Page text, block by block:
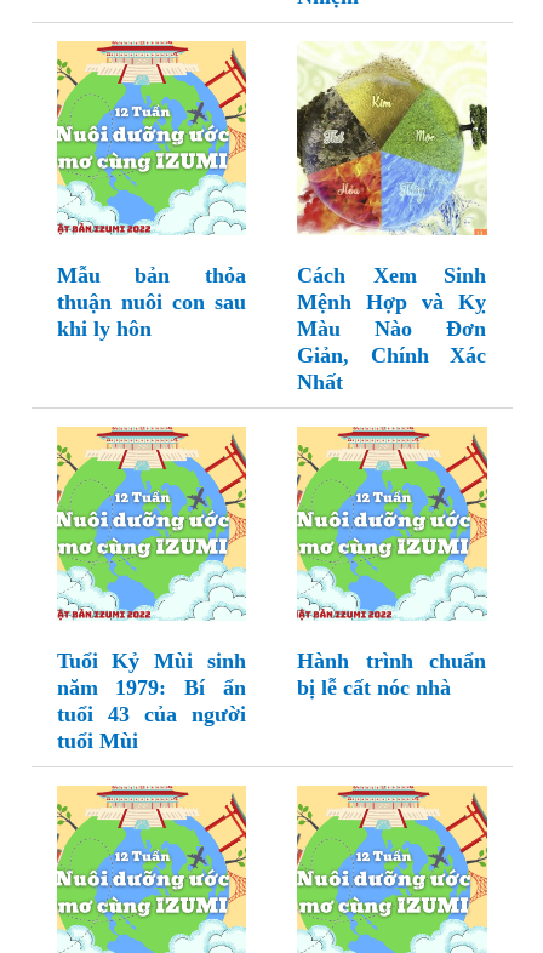
Mẫu bản thỏa
thuận nuôi con sau
khi ly hôn
Cách Xem Sinh
Mệnh Hợp và Kỵ
Màu Nào Đơn
Giản, Chính Xác
Nhất
Tuổi Kỷ Mùi sinh
năm 1979: Bí ẩn
tuổi 43 của người
tuổi Mùi
Hành trình chuẩn
bị lễ cất nóc nhà